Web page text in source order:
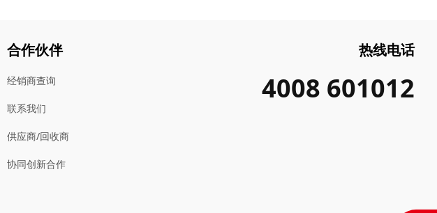
合作伙伴
经销商查询
联系我们
供应商/回收商
协同创新合作
热线电话
4008 601012